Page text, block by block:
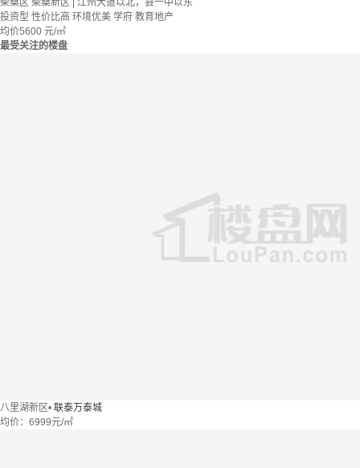
柴桑区 柴桑新区 | 江州大道以北，县一中以东
投资型 性价比高 环境优美 学府 教育地产
均价5600 元/㎡
最受关注的楼盘
八里湖新区• 联泰万泰城
均价： 6999元/㎡